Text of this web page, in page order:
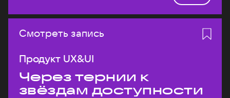
Смотреть запись
Продукт UX&UI
Через тернии к
звёздам доступности